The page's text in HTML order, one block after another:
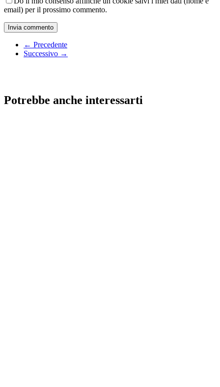
email) per il prossimo commento.
← Precedente
Successivo →
Potrebbe anche interessarti